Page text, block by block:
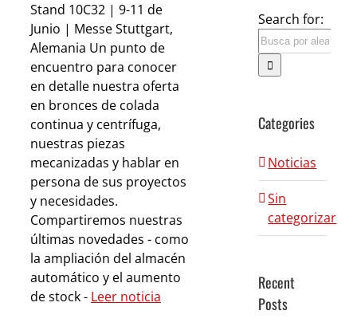
Stand 10C32 | 9-11 de
Junio | Messe Stuttgart,
Alemania Un punto de
encuentro para conocer
en detalle nuestra oferta
en bronces de colada
continua y centrífuga,
nuestras piezas
mecanizadas y hablar en
persona de sus proyectos
y necesidades.
Compartiremos nuestras
últimas novedades - como
la ampliación del almacén
automático y el aumento
de stock - Leer noticia
Search for:
Categories
Noticias
Sin
categorizar
Recent
Posts